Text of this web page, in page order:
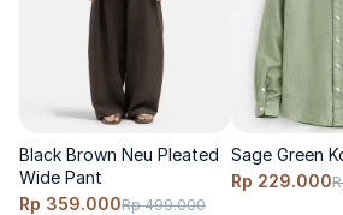
Black Brown Neu Pleated
Wide Pant
Rp 359.000Rp 499.000
Sage Green
Rp 229.000